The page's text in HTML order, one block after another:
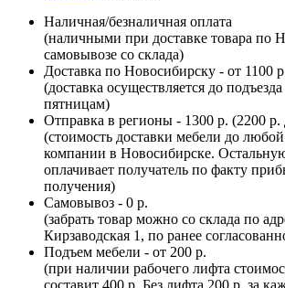
Наличная/безналичная оплата
(наличными при доставке товара по
самовывозе со склада)
Доставка по Новосибирску - от 1100
(доставка осуществляется до
пятницам)
Отправка в регионы - 1300 р. (2200 р.
(стоимость доставки мебели до
компании в Новосибирске.
оплачивает получатель по факту
получения)
Самовывоз - 0 р.
(забрать товар можно со склада по
Кирзаводская 1, по ранее
Подъем мебели - от 200 р.
(при наличии рабочего лифта
составит 400 р. Без лифта 200 р. за